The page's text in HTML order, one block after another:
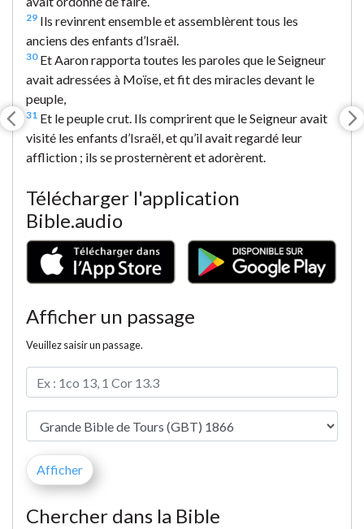
29 Ils revinrent ensemble et assemblèrent tous les
anciens des enfants d’Israël.
30Et Aaron rapporta toutes les paroles que le Seigneur
avait adressées à Moïse, et fit des miracles devant le
peuple,
31 Et le peuple crut. Ils comprirent que le Seigneur avait
visité les enfants d’Israël, et qu’il avait regardé leur
affliction ; ils se prosternèrent et adorèrent.
Télécharger l'application
Bible.audio
Afficher un passage
Veuillez saisir un passage.
Chercher dans la Bible